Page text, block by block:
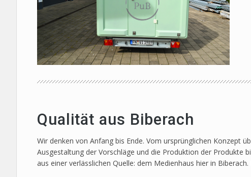
Qualität aus Biberach
Wir denken von Anfang bis Ende. Vom ursprünglichen Konzept
Ausgestaltung der Vorschläge und die Produktion der Produkte
aus einer verlässlichen Quelle: dem Medienhaus hier in